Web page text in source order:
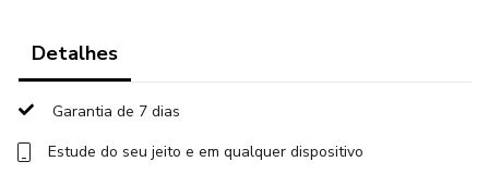
Detalhes
Garantia de 7 dias
Estude do seu jeito e em qualquer dispositivo